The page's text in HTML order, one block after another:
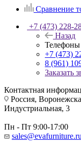
Сравнение
+7 (473) 228-
Назад
Телефоны
+7 (473)
8 (961)
Заказать
Контактная
Россия,
Индустриальная, 3
Пн - Пт 9:00-17:00
sales@evafurniture.ru